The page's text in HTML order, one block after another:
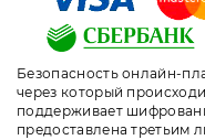
Безопасность онлайн-
через который
поддерживает
предоставлена третьим